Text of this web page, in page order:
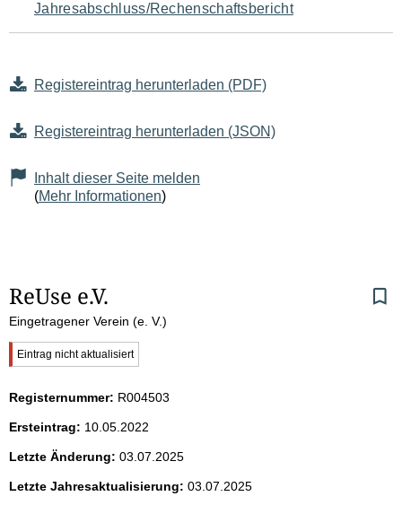
Jahresabschluss/Rechenschaftsbericht
Registereintrag herunterladen (PDF)
Registereintrag herunterladen (JSON)
Inhalt dieser Seite melden
(Mehr Informationen)
S
e
i
t
e
n
ReUse e.V.
Eingetragener Verein (e. V.)
W
i
h
i
r
Eintrag nicht aktualisiert
Registernummer: R004503
Ersteintrag: 10.05.2022
Letzte Änderung: 03.07.2025
Letzte Jahresaktualisierung: 03.07.2025